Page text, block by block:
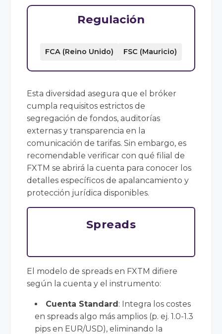
Regulación
FCA (Reino Unido) FSC (Mauricio)
Esta diversidad asegura que el bróker
cumpla requisitos estrictos de
segregación de fondos, auditorías
externas y transparencia en la
comunicación de tarifas. Sin embargo, es
recomendable verificar con qué filial de
FXTM se abrirá la cuenta para conocer los
detalles específicos de apalancamiento y
protección jurídica disponibles.
Spreads
El modelo de spreads en FXTM difiere
según la cuenta y el instrumento:
Cuenta Standard : Integra los costes
en spreads algo más amplios (p. ej. 1.0-1.3
pips en EUR/USD), eliminando la